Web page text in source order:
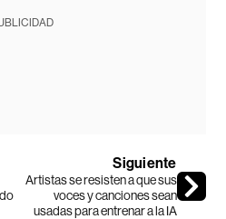
Siguiente
Artistas se resisten a que sus
voces y canciones sean
usadas para entrenar a la IA